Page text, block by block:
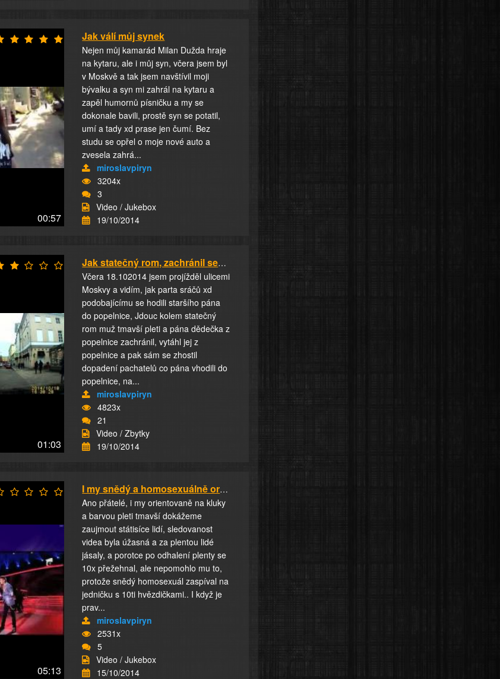
00:57
Jak válí můj synek
Nejen můj kamarád Milan Dužda hraje
na kytaru, ale i můj syn, včera jsem byl
v Moskvě a tak jsem navštívil moji
bývalku a syn mi zahrál na kytaru a
zapěl humornů písničku a my se
dokonale bavili, prostě syn se potatil,
umí a tady xd prase jen čumí. Bez
studu se opřel o moje nové auto a
zvesela zahrá...
miroslavpiryn
3204x
3
Video / Jukebox
19/10/2014
01:03
Jak statečný rom, zachránil seniora
Včera 18.102014 jsem projížděl ulicemi
Moskvy a vidím, jak parta sráčů xd
podobajícímu se hodili staršího pána
do popelnice, Jdouc kolem statečný
rom muž tmavší pleti a pána dědečka z
popelnice zachránil, vytáhl jej z
popelnice a pak sám se zhostil
dopadení pachatelů co pána vhodili do
popelnice, na...
miroslavpiryn
4823x
21
Video / Zbytky
19/10/2014
05:13
I my snědý a homosexuálně orientovaný...
Ano přátelé, i my orientovaně na kluky
a barvou pleti tmavší dokážeme
zaujmout státisíce lidí, sledovanost
videa byla úžasná a za plentou lidé
jásaly, a porotce po odhalení plenty se
10x přežehnal, ale nepomohlo mu to,
protože snědý homosexuál zaspíval na
jedničku s 10ti hvězdičkami.. I když je
prav...
miroslavpiryn
2531x
5
Video / Jukebox
15/10/2014